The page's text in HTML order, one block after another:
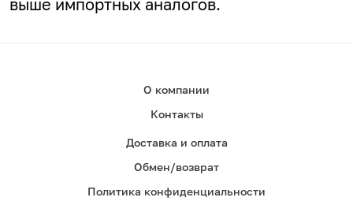
выше импортных аналогов.
О компании
Контакты
Доставка и оплата
Обмен/возврат
Политика конфиденциальности